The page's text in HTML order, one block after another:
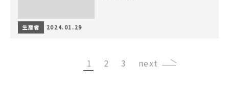
生産者 2024.01.29
1 2 3 ›